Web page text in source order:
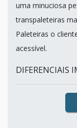
uma minuciosa
transpaleteiras
Paleteiras o
acessível.
DIFERENCIAIS